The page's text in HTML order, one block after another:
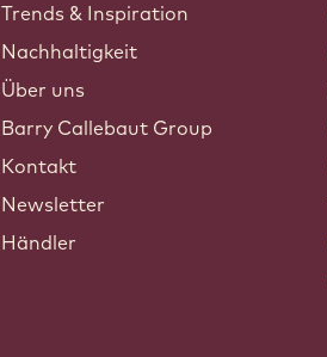
Trends & Inspiration
Nachhaltigkeit
Über uns
Barry Callebaut Group
Kontakt
Newsletter
Händler